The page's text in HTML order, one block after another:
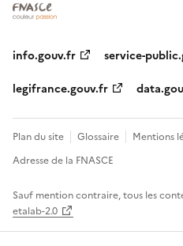
info.gouv.fr
service-
legifrance.gouv.fr
Plan du site Glossaire Mentions
Adresse de la FNASCE
Sauf mention contraire, tous les
etalab-2.0